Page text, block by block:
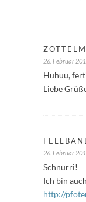
26. Februar
Huhuu,
Liebe
26. Februar
Schnurri!
Ich bin
http://